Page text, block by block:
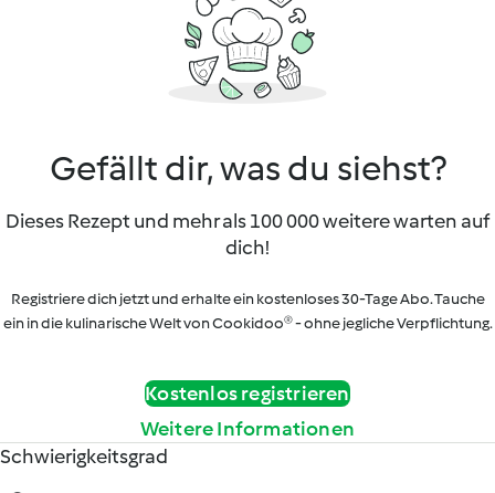
Gefällt dir, was du siehst?
Dieses Rezept und mehr als 100 000 weitere warten auf
dich!
Registriere dich jetzt und erhalte ein kostenloses 30-Tage Abo. Tauche
ein in die kulinarische Welt von Cookidoo® - ohne jegliche Verpflichtung.
Kostenlos registrieren
Weitere Informationen
Schwierigkeitsgrad